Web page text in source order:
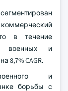
в течение
военных и
8,7% CAGR.
и
борьбы с